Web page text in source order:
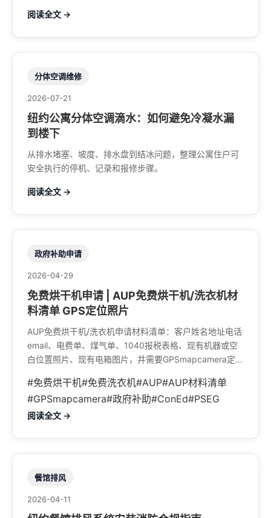
阅读全文 →
分体空调维修
2026-07-21
纽约公寓分体空调滴水：如何避免冷凝水漏
到楼下
从排水堵塞、坡度、排水盘到结冰问题，整理公寓住户可
安全执行的停机、记录和报修步骤。
阅读全文 →
政府补助申请
2026-04-29
免费烘干机申请 | AUP免费烘干机/洗衣机材
料清单 GPS定位照片
AUP免费烘干机/洗衣机申请材料清单：客户姓名地址电话
email、电费单、煤气单、1040报税表格、现有机器或空
白位置照片、现有电箱图片，并需要GPSmapcamera定位
#免费烘干机#免费洗衣机#AUP#AUP材料清单
#GPSmapcamera#政府补助#ConEd#PSEG
阅读全文 →
餐馆排风
2026-04-11